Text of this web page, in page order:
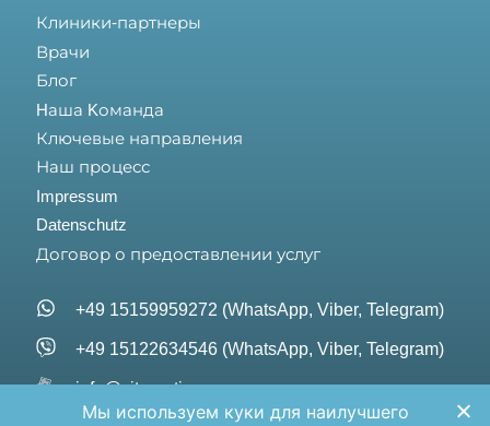
Клиники-партнеры
Врачи
Блог
Hаша Kоманда
Ключевые направления
Наш процесс
Impressum
Datenschutz
Договор о предоставлении услуг
+49 15159959272 (WhatsApp, Viber, Telegram)
+49 15122634546 (WhatsApp, Viber, Telegram)
info@vita-optima.com
Мы используем куки для наилучшего